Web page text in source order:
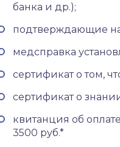
банка и др.);
подтверждающие
медсправка
сертификат о том,
сертификат о
квитанция об
3500 руб.*